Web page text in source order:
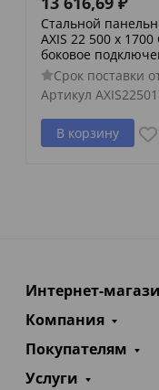
Стальной
AXIS 22 500 x 1700
боковое
Срок поставки
Артикул
В корзину
Интернет-
Компания
Покупателям
Услуги